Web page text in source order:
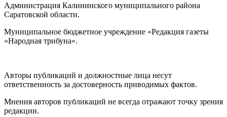
Администрация Калининского муниципального района
Саратовской области.
Муниципальное бюджетное учреждение «Редакция газеты
«Народная трибуна».
Авторы публикаций и должностные лица несут
ответственность за достоверность приводимых фактов.
Мнения авторов публикаций не всегда отражают точку зрения
редакции.